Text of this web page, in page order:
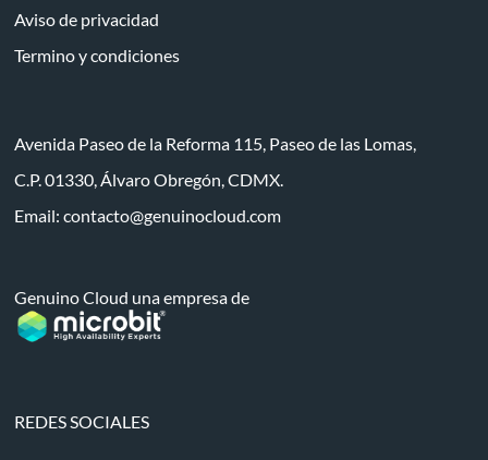
Aviso de privacidad
Termino y condiciones
Avenida Paseo de la Reforma 115, Paseo de las Lomas,
C.P. 01330, Álvaro Obregón, CDMX.
Email:contacto@genuinocloud.com
Genuino Cloud una empresa de
REDES SOCIALES